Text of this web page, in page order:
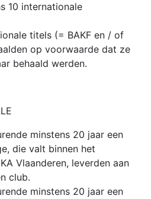
10 internationale
titels (= BAKF en / of
op voorwaarde dat ze
behaald werden.
minstens 20 jaar een
die valt binnen het
Vlaanderen, leverden aan
club.
minstens 20 jaar een